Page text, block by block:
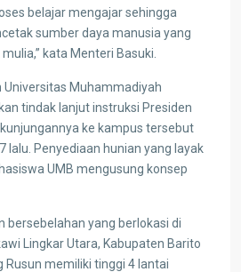
belajar mengajar sehingga
sumber daya manusia yang
kata Menteri Basuki.
Universitas Muhammadiyah
tindak lanjut instruksi Presiden
ke kampus tersebut
lalu. Penyediaan hunian yang layak
UMB mengusung konsep
bersebelahan yang berlokasi di
Lingkar Utara, Kabupaten Barito
Rusun memiliki tinggi 4 lantai